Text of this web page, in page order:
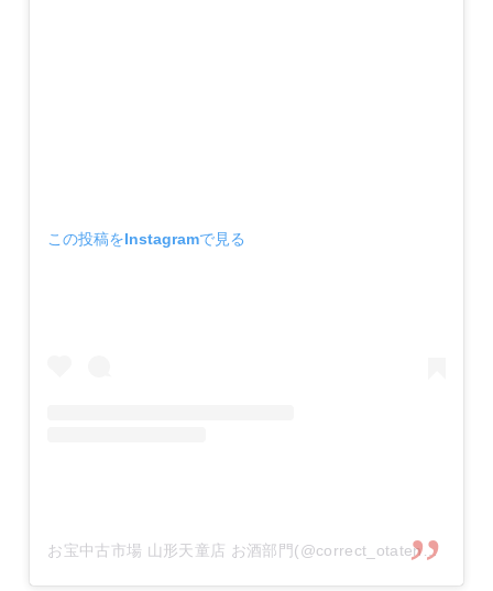
この投稿をInstagramで見る
お宝中古市場 山形天童店 お酒部門(@correct_otaten_osake)がシェアした投稿